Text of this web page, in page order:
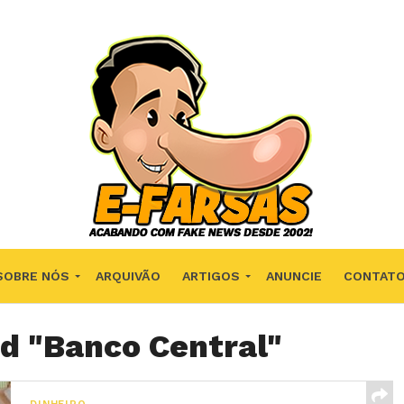
NÓS ARQUIVÃO ARTIGOS ANUNCIE CONTATO
"Banco Central"